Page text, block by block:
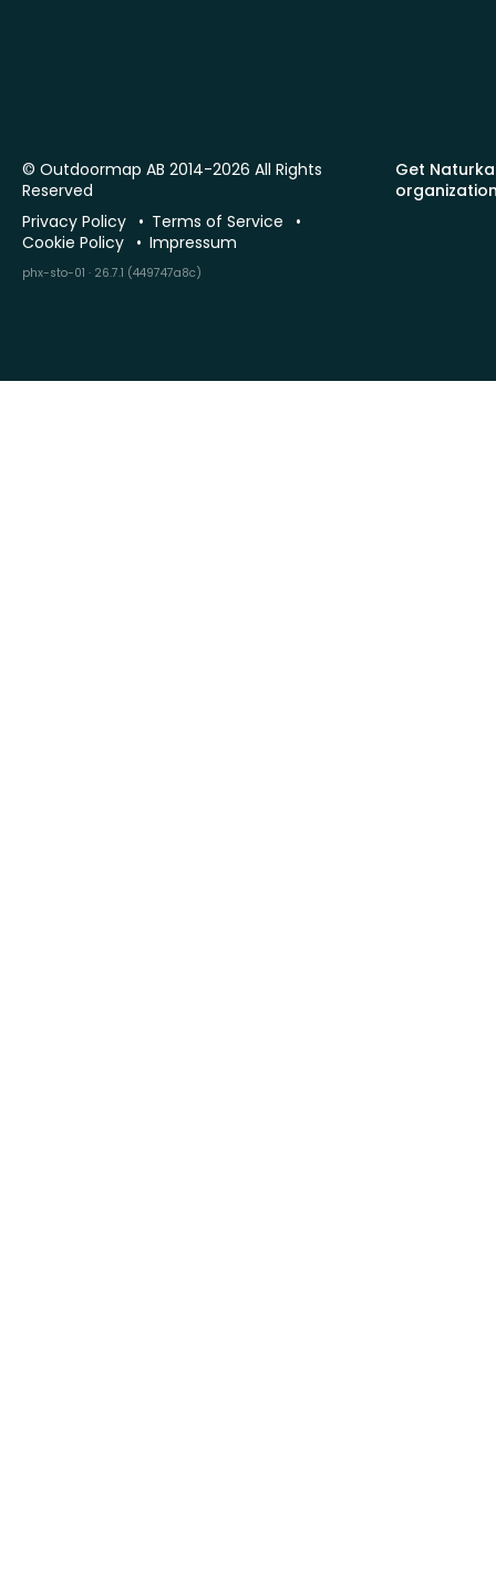
Get
© Outdoormap AB 2014-2026 All Rights
Reserved
Privacy Policy
Terms of Service
Cookie Policy
Impressum
phx-sto-01 · 26.7.1 (449747a8c)